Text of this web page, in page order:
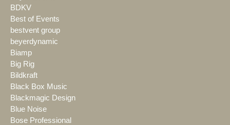
BDKV
Best of Events
bestvent group
beyerdynamic
Biamp
Big Rig
Bildkraft
Black Box Music
Blackmagic Design
Blue Noise
Bose Professional